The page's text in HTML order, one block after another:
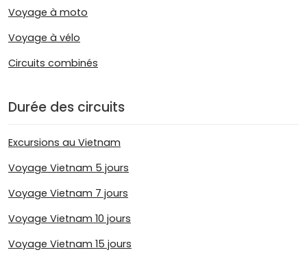
Voyage à moto
Voyage à vélo
Circuits combinés
Durée des circuits
Excursions au Vietnam
Voyage Vietnam 5 jours
Voyage Vietnam 7 jours
Voyage Vietnam 10 jours
Voyage Vietnam 15 jours